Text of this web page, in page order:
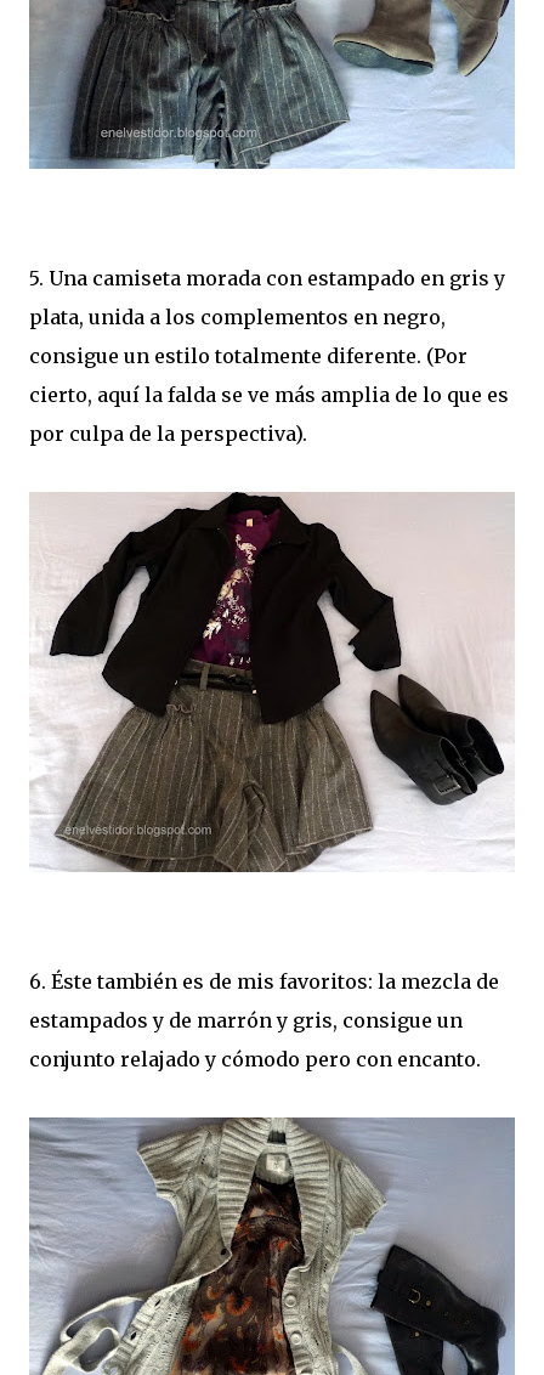
5. Una camiseta morada con estampado en gris y
plata, unida a los complementos en negro,
consigue un estilo totalmente diferente. (Por
cierto, aquí la falda se ve más amplia de lo que es
por culpa de la perspectiva).
6. Éste también es de mis favoritos: la mezcla de
estampados y de marrón y gris, consigue un
conjunto relajado y cómodo pero con encanto.